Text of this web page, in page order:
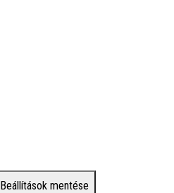
Beállítások mentése